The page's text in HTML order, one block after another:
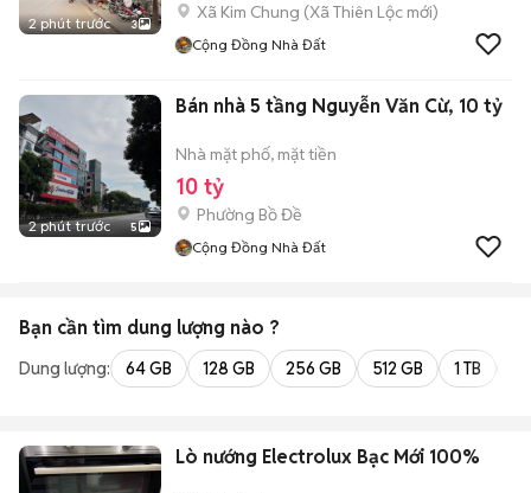
2 phút trước 3
Xã Kim Chung (Xã Thiên Lộc mới)
Cộng Đồng Nhà Đất
2 phút trước 5
Bán nhà 5 tầng Nguyễn Văn Cừ, 10 tỷ
Nhà mặt phố, mặt tiền
10 tỷ
Phường Bồ Đề
Cộng Đồng Nhà Đất
Bạn cần tìm dung lượng nào ?
Dung lượng: 64 GB 128 GB 256 GB 512 GB 1 TB
Lò nướng Electrolux Bạc Mới 100%